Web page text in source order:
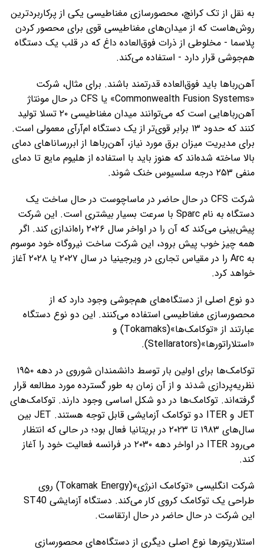
به نقل از تک کرانچ، محصورسازی مغناطیسی یکی از پرکاربردترین
روش‌هاست که از میدان‌های مغناطیسی قوی برای محصور کردن
پلاسما - مخلوطی از ذرات فوق‌العاده داغ که در قلب یک دستگاه
هم‌جوشی قرار دارد - استفاده می‌کند.
آهن‌رباها باید فوق‌العاده قدرتمند باشند. برای مثال، شرکت
«Commonwealth Fusion Systems» یا CFS در حال مونتاژ
آهن‌رباهایی است که می‌توانند میدان مغناطیسی ۲۰ تسلا تولید
کنند که حدود ۱۳ برابر قوی‌تر از یک دستگاه ام‌آرآی معمولی است.
برای مدیریت میزان برق مورد نیاز، آهن‌رباها از ابررساناهای دمای
بالا ساخته شده‌اند که هنوز باید با استفاده از هلیوم مایع تا دمای
منفی ۲۵۳ درجه سلسیوس خنک شوند.
شرکت CFS در حال حاضر در ماساچوست در حال ساخت یک
دستگاه به نام Sparc با سرعت بسیار بیشتری است. این شرکت
پیش‌بینی می‌کند که آن را در اواخر سال ۲۰۲۶ راه‌اندازی کند. اگر
همه چیز خوب پیش برود، این شرکت ساخت نیروگاه خود موسوم
به Arc را در مقیاس تجاری در ویرجینیا در سال ۲۰۲۷ یا ۲۰۲۸ آغاز
خواهد کرد.
دو نوع اصلی از دستگاه‌های هم‌جوشی وجود دارد که از
محصورسازی مغناطیسی استفاده می‌کنند. این دو نوع دستگاه
عبارتند از «توکامک‌ها»(Tokamaks) و
«استلاراتورها»(Stellarators).
توکامک‌ها برای اولین بار توسط دانشمندان شوروی در دهه ۱۹۵۰
نظریه‌پردازی شدند و از آن زمان به طور گسترده مورد مطالعه قرار
گرفته‌اند. توکامک‌ها در دو شکل اساسی وجود دارند. توکامک‌های
JET و ITER دو توکامک آزمایشی قابل توجه هستند. JET بین
سال‌های ۱۹۸۳ تا ۲۰۲۳ در بریتانیا فعال بود؛ در حالی که انتظار
می‌رود ITER در اواخر دهه ۲۰۳۰ در فرانسه فعالیت خود را آغاز
کند.
شرکت انگلیسی «توکامک انرژی»(Tokamak Energy) روی
طراحی یک توکامک کروی کار می‌کند. دستگاه آزمایشی ST40
این شرکت در حال حاضر در حال ارتقاست.
استلاریتورها نوع اصلی دیگری از دستگاه‌های محصورسازی